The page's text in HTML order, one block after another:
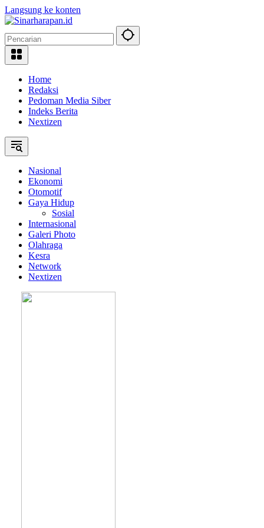
Langsung ke konten
Home
Redaksi
Pedoman Media Siber
Indeks Berita
Nextizen
Nasional
Ekonomi
Otomotif
Gaya Hidup
Sosial
Internasional
Galeri Photo
Olahraga
Kesra
Network
Nextizen